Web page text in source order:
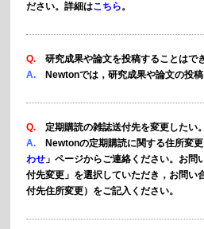
ださい。詳細はこちら。
Q.
研究成果や論文を投稿することはで
A.Newtonでは，研究成果や論文の投稿
Q.
定期購読の雑誌送付先を変更したい。
A.Newtonの定期購読に関する住所変更
わせ」ページからご連絡ください。お問
付先変更」 を選択していただき，お問い
付先住所変更）をご記入ください。